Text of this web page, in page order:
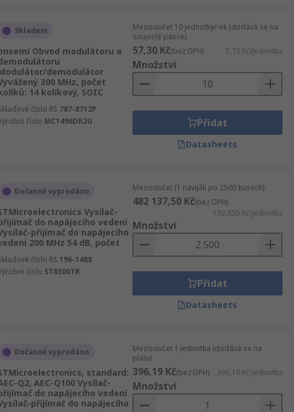
Skladem
Obvod modulátoru a
demodulátor
300 MHz, počet
14 kolíkový, SOIC
číslo RS 787-8712P
číslo MC1496DR2G
Mezisoučet 10 jednotky/-ek (dodává se na
souvislé pásce)
57,30 Kč(bez DPH) 5,73 Kč/jednotka
Množství
Přidat
Datasheets
Dočasně vyprodáno
Vysílač-
do napájecího vedení
přijímač do napájecího
200 MHz 54 dB, počet
číslo RS 196-1488
číslo ST8500TR
Mezisoučet (1 naviják po 2500 kusech)
482 137,50 Kč(bez DPH)
192,855 Kč/jednotka
Množství
Přidat
Datasheets
Dočasně vyprodáno
standard:
Q2, AEC-Q100 Vysílač-
do napájecího vedení
přijímač do napájecího
Mezisoučet 1 jednotka (dodává se na
platu)
396,19 Kč(bez DPH) 396,19 Kč/jednotka
Množství